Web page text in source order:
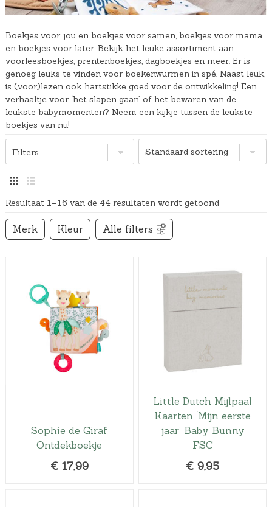
Boekjes voor jou en boekjes voor samen, boekjes voor mama
en boekjes voor later. Bekijk het leuke assortiment aan
voorleesboekjes, prentenboekjes, dagboekjes en meer. Er is
genoeg leuks te vinden voor boekenwurmen in spé. Naast leuk,
is (voor)lezen ook hartstikke goed voor de ontwikkeling! Een
verhaaltje voor ‘het slapen gaan’ of het bewaren van de
leukste babymomenten? Neem een kijkje tussen de leukste
boekjes van nu!
Filters
Resultaat 1–16 van de 44 resultaten wordt getoond
Merk Kleur Alle filters
Sophie de Giraf
Ontdekboekje
€ 17,99
Little Dutch Mijlpaal
Kaarten ‘Mijn eerste
jaar’ Baby Bunny
FSC
€ 9,95